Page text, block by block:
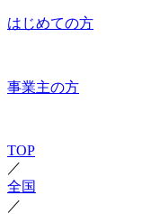
はじめての方
事業主の方
TOP
／
全国
／